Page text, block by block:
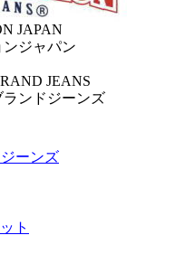
JAPAN
ンジャパン
JEANS
ランドジーンズ
ーンズ
ト